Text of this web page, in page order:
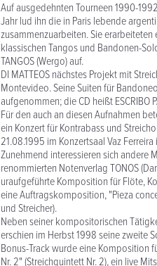
Auf ausgedehnten Tourneen 1990-
Jahr lud ihn die in Paris lebende
zusammenzuarbeiten. Sie
klassischen Tangos und Bandonen-
TANGOS (Wergo) auf.
DI MATTEOS nächstes Projekt mit
Montevideo. Seine Suiten für
aufgenommen; die CD heißt ESCRIBO
Für den auch an diesen Aufnahmen
ein Konzert für Kontrabass und
21.08.1995 im Konzertsaal Vaz
Zunehmend interessieren sich andere
renommierten Notenverlag TONOS
uraufgeführte Komposition für Flöte,
eine Auftragskomposition, "Pieza
und Streicher).
Neben seiner kompositorischen
erschien im Herbst 1998 seine zweite
Bonus-Track wurde eine Komposition
Nr. 2" (Streichquintett Nr. 2), ein live